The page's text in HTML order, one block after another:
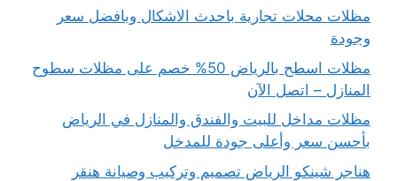
مظلات محلات تجارية باحدث الاشكال وبافضل سعر
وجودة
مظلات اسطح بالرياض 50% خصم على مظلات سطوح
المنازل – اتصل الآن
مظلات مداخل للبيت والفندق والمنازل في الرياض
بأحسن سعر وأعلى جودة للمدخل
هناجر شينكو الرياض تصميم وتركيب وصيانة هنقر